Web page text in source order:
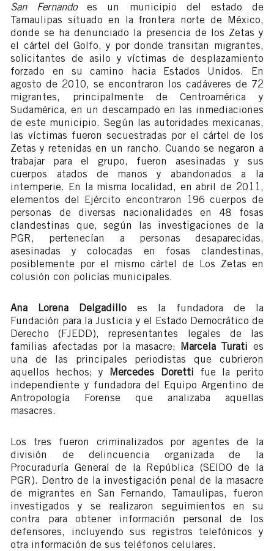
San Fernandoes un municipio del estado de
Tamaulipas situado en la frontera norte de México,
donde se ha denunciado la presencia de los Zetas y
el cártel del Golfo, y por donde transitan migrantes,
solicitantes de asilo y víctimas de desplazamiento
forzado en su camino hacia Estados Unidos. En
agosto de 2010, se encontraron los cadáveres de 72
migrantes, principalmente de Centroamérica y
Sudamérica, en un descampado en las inmediaciones
de este municipio. Según las autoridades mexicanas,
las víctimas fueron secuestradas por el cártel de los
Zetas y retenidas en un rancho. Cuando se negaron a
trabajar para el grupo, fueron asesinadas y sus
cuerpos atados de manos y abandonados a la
intemperie. En la misma localidad, en abril de 2011,
elementos del Ejército encontraron 196 cuerpos de
personas de diversas nacionalidades en 48 fosas
clandestinas que, según las investigaciones de la
PGR, pertenecían a personas desaparecidas,
asesinadas y colocadas en fosas clandestinas,
posiblemente por el mismo cártel de Los Zetas en
colusión con policías municipales.
Ana Lorena Delgadillo es la fundadora de la
Fundación para la Justicia y el Estado Democrático de
Derecho (FJEDD), representantes legales de las
familias afectadas por la masacre; Marcela Turati es
una de las principales periodistas que cubrieron
aquellos hechos; y Mercedes Doretti fue la perito
independiente y fundadora del Equipo Argentino de
Antropología Forense que analizaba aquellas
masacres.
Los tres fueron criminalizados por agentes de la
división de delincuencia organizada de la
Procuraduría General de la República (SEIDO de la
PGR). Dentro de la investigación penal de la masacre
de migrantes en San Fernando, Tamaulipas, fueron
investigados y se realizaron seguimientos en su
contra para obtener información personal de los
defensores, incluyendo sus registros telefónicos y
otra información de sus teléfonos celulares.